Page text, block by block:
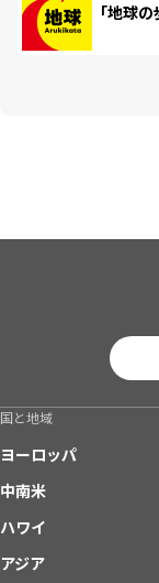
「地球
国と地域
ヨーロッパ
中南米
ハワイ
アジア